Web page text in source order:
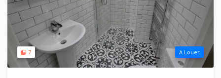
7 A Louer